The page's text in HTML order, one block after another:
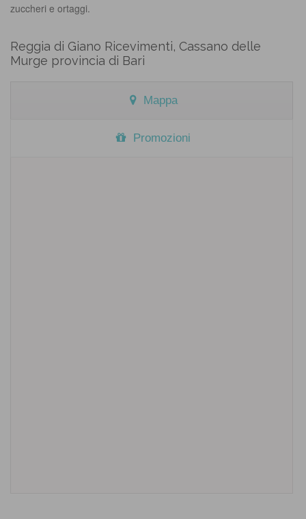
zuccheri e ortaggi.
Reggia di Giano Ricevimenti, Cassano delle
Murge provincia di Bari
Mappa
Promozioni